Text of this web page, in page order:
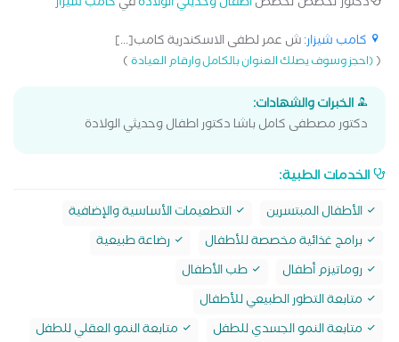
كامب شيزار: ش عمر لطفى الاسكندرية كامب[...]
((احجز وسوف يصلك العنوان بالكامل وارقام العيادة)
الخبرات والشهادات:
دكتور مصطفى كامل باشا دكتور اطفال وحديثي الولادة
الخدمات الطبية:
الأطفال المبتسرين
التطعيمات الأساسية والإضافية
برامج غذائية مخصصة للأطفال
رضاعة طبيعية
روماتيزم أطفال
طب الأطفال
متابعة التطور الطبيعي للأطفال
متابعة النمو الجسدي للطفل
متابعة النمو العقلي للطفل